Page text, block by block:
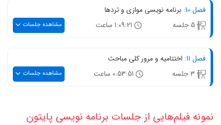
فصل 10:
برنامه نویسی موازی و تردها
مشاهده جلسات
فصل 11:
اختتامیه و مرور کلی مباحث
مشاهده جلسات
نمونه فیلم‌هایی از جلسات برنامه نویسی پایتون